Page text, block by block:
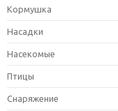
Кормушка
Насадки
Насекомые
Птицы
Снаряжение